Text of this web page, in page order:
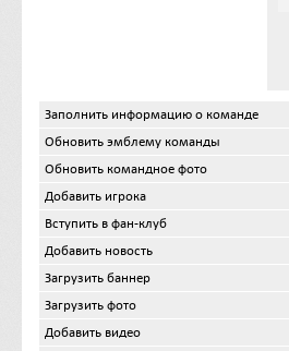
Заполнить информацию о команде
Обновить эмблему команды
Обновить командное фото
Добавить игрока
Вступить в фан-клуб
Добавить новость
Загрузить баннер
Загрузить фото
Добавить видео